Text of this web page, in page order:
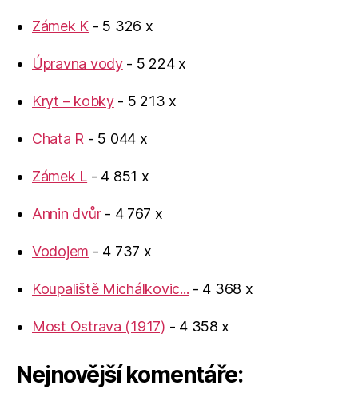
Zámek K - 5 326 x
Úpravna vody- 5 224 x
Kryt – kobky- 5 213 x
Chata R - 5 044 x
Zámek L - 4 851 x
Annin dvůr- 4 767 x
Vodojem - 4 737 x
Koupaliště Michálkovic... - 4 368 x
Most Ostrava (1917) - 4 358 x
Nejnovější komentáře: